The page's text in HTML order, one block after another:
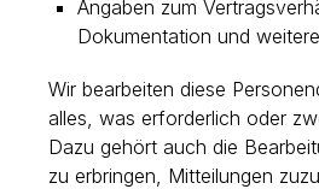
Angaben zum
Dokumentation und
Wir bearbeiten diese
alles, was erforderlich oder
Dazu gehört auch die
zu erbringen, Mitteilungen